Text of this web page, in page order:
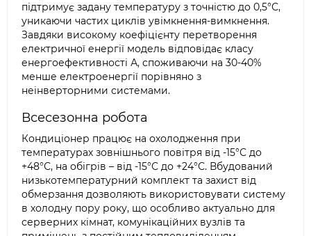
підтримує задану температуру з точністю до 0,5°С,
уникаючи частих циклів увімкнення-вимкнення.
Завдяки високому коефіцієнту перетворення
електричної енергії модель відповідає класу
енергоефективності А, споживаючи на 30-40%
менше електроенергії порівняно з
неінверторними системами.
Всесезонна робота
Кондиціонер працює на охолодження при
температурах зовнішнього повітря від -15°С до
+48°С, на обігрів – від -15°С до +24°С. Вбудований
низькотемпературний комплект та захист від
обмерзання дозволяють використовувати систему
в холодну пору року, що особливо актуально для
серверних кімнат, комунікаційних вузлів та